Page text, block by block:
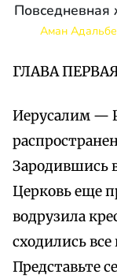
Аман
ГЛАВА
Иерусалим —
Зародившись
Церковь еще
водрузила
сходились
Представьте